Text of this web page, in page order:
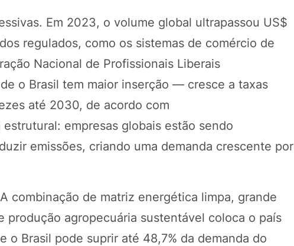
Em 2023, o volume global ultrapassou US$
regulados, como os sistemas de comércio de
Nacional de Profissionais Liberais
o Brasil tem maior inserção — cresce a taxas
até 2030, de acordo com
empresas globais estão sendo
emissões, criando uma demanda crescente por
combinação de matriz energética limpa, grande
agropecuária sustentável coloca o país
o Brasil pode suprir até 48,7% da demanda do